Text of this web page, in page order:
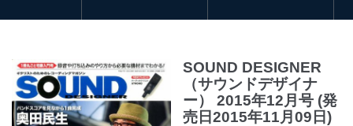
SOUND DESIGNER
（サウンドデザイナ
ー） 2015年12月号 (発
売日2015年11月09日)